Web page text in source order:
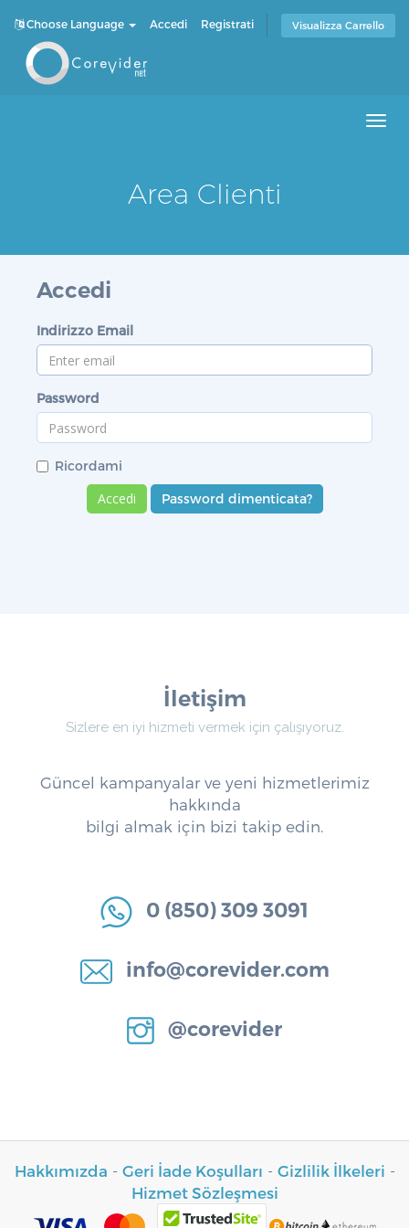
Choose Language Accedi Registrati Visualizza Carrello
Area Clienti
Accedi
Indirizzo Email
Password
Ricordami
Password dimenticata?
İletişim
Sizlere en iyi hizmeti vermek için çalışıyoruz.
Güncel kampanyalar ve yeni hizmetlerimiz
hakkında
bilgi almak için bizi takip edin.
0 (850) 309 3091
info@corevider.com
@corevider
Hakkımızda - Geri İade Koşulları - Gizlilik İlkeleri -
Hizmet Sözleşmesi